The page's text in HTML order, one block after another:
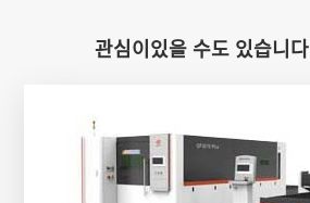
관심이있을 수도 있습니